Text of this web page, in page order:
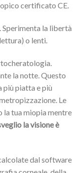
certificato CE.
Sperimenta la libertà
o lenti.
la notte. Questo
più piatta e più
Le
tua miopia mentre
la visione è
dal software